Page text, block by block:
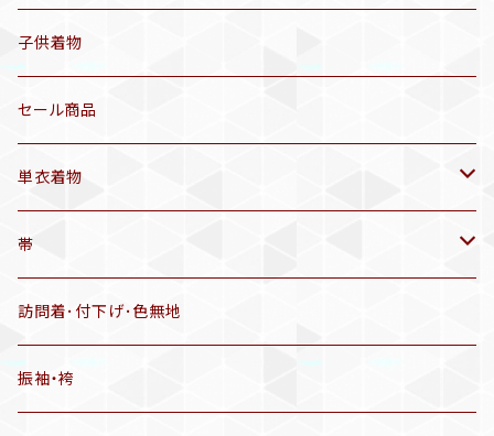
セオα 着物(5〜9月頃)
三分紐
帯揚げ
羽織
半幅帯
有松絞り浴衣(6～9月頃)
アンティーク着物
リサイクル着物
子供着物
セール商品
単衣着物
アンティーク着物
リサイクル着物
帯
リサイクル帯
アンティーク帯
訪問着･付下げ･色無地
振袖・袴